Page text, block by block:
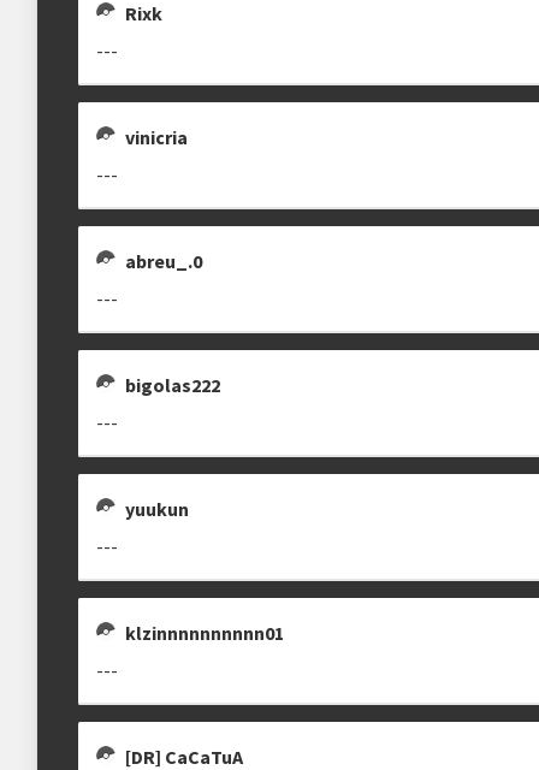
Rixk
---
vinicria
---
abreu_.0
---
bigolas222
---
yuukun
---
klzinnnnnnnnnn01
---
[DR] CaCaTuA